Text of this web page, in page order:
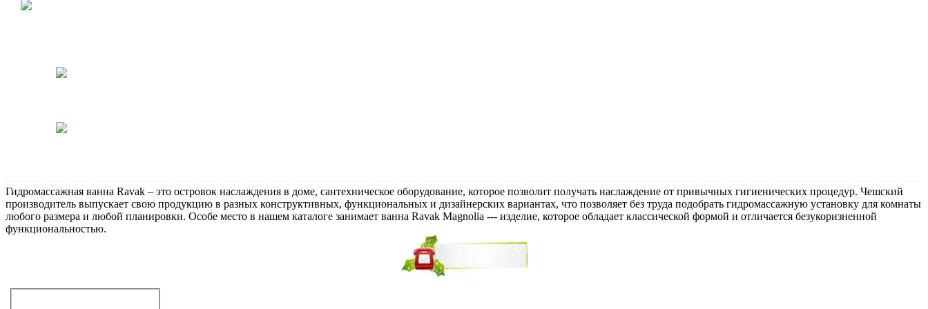
Гидромассажная ванна Ravak – это островок наслаждения в доме, сантехническое оборудование, которое позволит получать наслаждение от привычных гигиенических процедур. Чешский
производитель выпускает свою продукцию в разных конструктивных, функциональных и дизайнерских вариантах, что позволяет без труда подобрать гидромассажную установку для комнаты
любого размера и любой планировки. Особе место в нашем каталоге занимает ванна Ravak Magnolia --- изделие, которое обладает классической формой и отличается безукоризненной
функциональностью.